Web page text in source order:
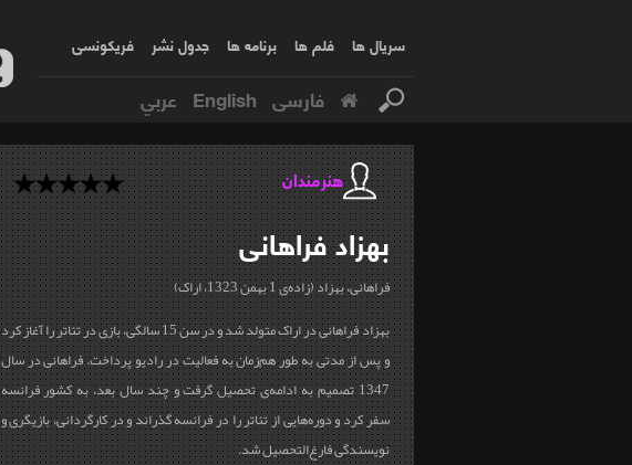
سریال ها فلم ها برنامه ها جدول نشر فریکونسی
فارسی English عربي
هنرمندان
بهزادفراهانی
فراهانی، بهزاد (زاده‌ی 1 بهمن 1323، اراک
(
بهزاد فراهانی در اراک متولد شد و در سن 15 سالگی، بازی در تئاتر را آغاز کرد
و پس از مدتی به طور هم‌زمان به فعالیت در رادیو پرداخت. فراهانی در سال
1347 تصمیم به ادامه‌ی تحصیل گرفت و چند سال بعد، به کشور فرانسه
سفر کرد و دوره‌هایی از تئاتر را در فرانسه گذراند و در کارگردانی، بازیگری و
نویسندگی فارغ‌التحصیل شد.